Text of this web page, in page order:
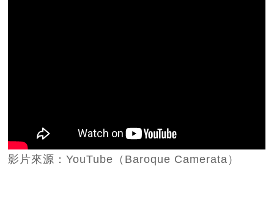
影片來源：YouTube（Baroque Camerata）